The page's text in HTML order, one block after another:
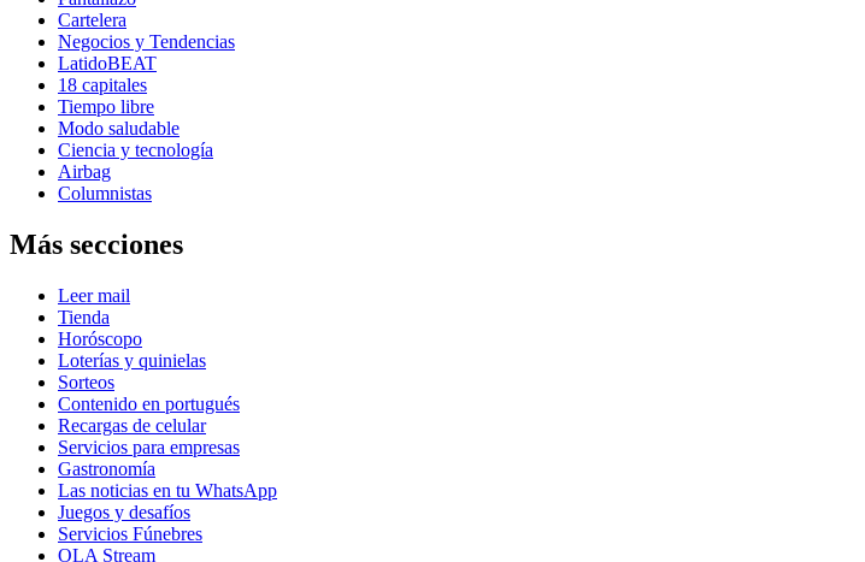
Cartelera
Negocios y Tendencias
LatidoBEAT
18 capitales
Tiempo libre
Modo saludable
Ciencia y tecnología
Airbag
Columnistas
Más secciones
Leer mail
Tienda
Horóscopo
Loterías y quinielas
Sorteos
Contenido en portugués
Recargas de celular
Servicios para empresas
Gastronomía
Las noticias en tu WhatsApp
Juegos y desafíos
Servicios Fúnebres
OLA Stream